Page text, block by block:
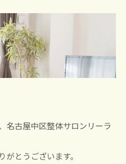
名古屋中区整体サロンリーラ
がとうございます。